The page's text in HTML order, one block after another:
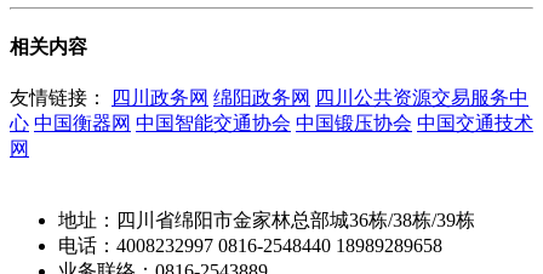
相关内容
友情链接： 四川政务网 绵阳政务网 四川公共资源交易服务中
心 中国衡器网 中国智能交通协会 中国锻压协会 中国交通技术
网
地址：四川省绵阳市金家林总部城36栋/38栋/39栋
电话：4008232997 0816-2548440 18989289658